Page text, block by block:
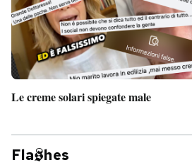
Le creme solari spiegate male
Fla hes